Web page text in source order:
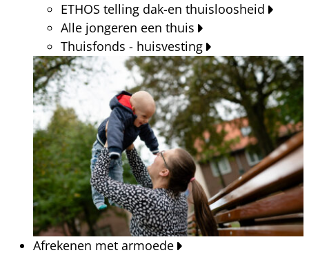
ETHOS telling dak-en thuisloosheid
Alle jongeren een thuis
Thuisfonds - huisvesting
Afrekenen met armoede